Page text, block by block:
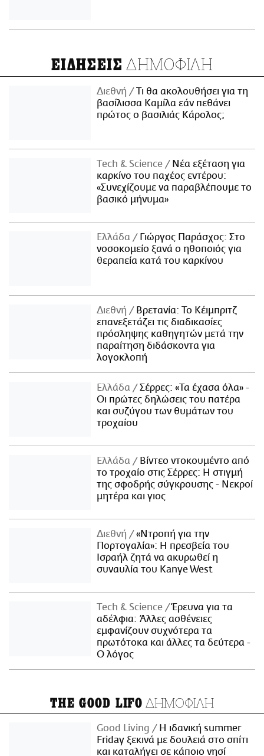
ΕΙΔΗΣΕΙΣ ΔΗΜΟΦΙΛΗ
Διεθνή
Τι θα ακολουθήσει για τη
βασίλισσα Καμίλα εάν πεθάνει
πρώτος ο βασιλιάς Κάρολος;
Τech & Science
Νέα εξέταση για
καρκίνο του παχέος εντέρου:
«Συνεχίζουμε να παραβλέπουμε το
βασικό μήνυμα»
Ελλάδα
Γιώργος Παράσχος: Στο
νοσοκομείο ξανά ο ηθοποιός για
θεραπεία κατά του καρκίνου
Διεθνή
Βρετανία: Το Κέιμπριτζ
επανεξετάζει τις διαδικασίες
πρόσληψης καθηγητών μετά την
παραίτηση διδάσκοντα για
λογοκλοπή
Ελλάδα
Σέρρες: «Τα έχασα όλα» -
Οι πρώτες δηλώσεις του πατέρα
και συζύγου των θυμάτων του
τροχαίου
Ελλάδα
Βίντεο ντοκουμέντο από
το τροχαίο στις Σέρρες: Η στιγμή
της σφοδρής σύγκρουσης - Νεκροί
μητέρα και γιος
Διεθνή
«Ντροπή για την
Πορτογαλία»: Η πρεσβεία του
Ισραήλ ζητά να ακυρωθεί η
συναυλία του Kanye West
Τech & Science
Έρευνα για τα
αδέλφια: Άλλες ασθένειες
εμφανίζουν συχνότερα τα
πρωτότοκα και άλλες τα δεύτερα -
Ο λόγος
THE GOOD LIFO ΔΗΜΟΦΙΛΗ
Good Living
Η ιδανική summer
Friday ξεκινά με δουλειά στο σπίτι
και καταλήγει σε κάποιο νησί